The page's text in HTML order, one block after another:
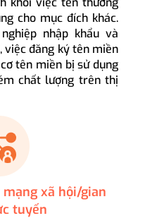
cho mục đích khác.
nhập khẩu và
việc đăng ký tên miền
tên miền bị sử dụng
chất lượng trên thị
xã hội/gian
tuyến